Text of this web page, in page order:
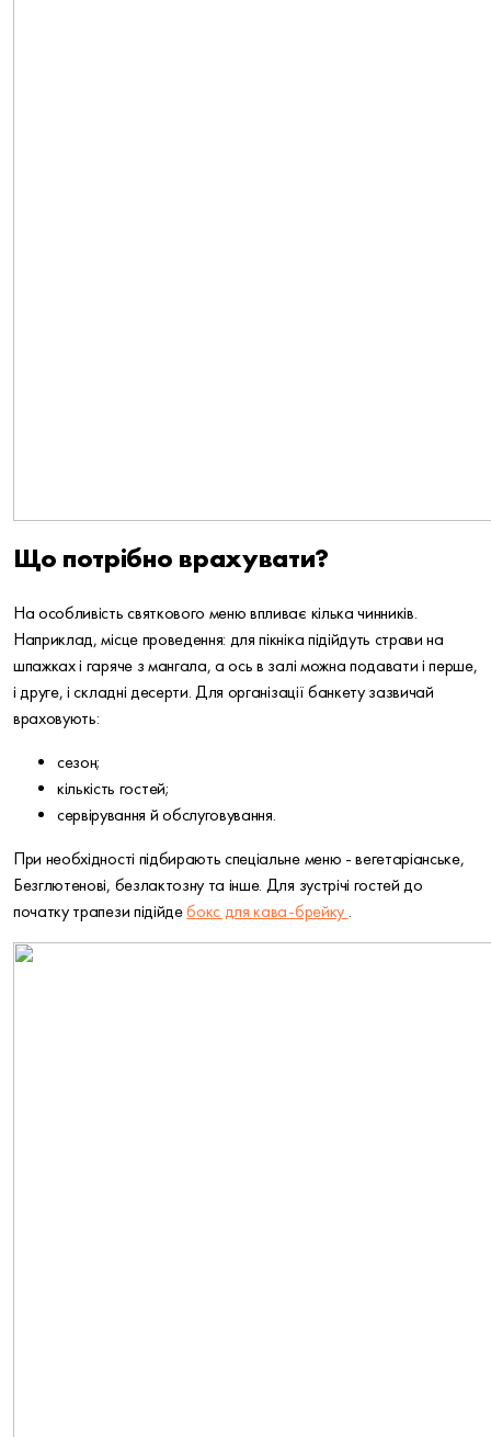
Що потрібно врахувати?
На особливість святкового меню впливає кілька чинників.
Наприклад, місце проведення: для пікніка підійдуть страви на
шпажках і гаряче з мангала, а ось в залі можна подавати і перше,
і друге, і складні десерти. Для організації банкету зазвичай
враховують:
сезон;
кількість гостей;
сервірування й обслуговування.
При необхідності підбирають спеціальне меню - вегетаріанське,
Безглютенові, безлактозну та інше. Для зустрічі гостей до
початку трапези підійдебокс для кава-брейку